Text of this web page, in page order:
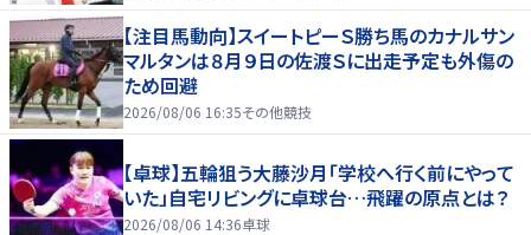
【注目馬動向】スイートピーＳ勝ち馬のカナルサン
マルタンは８月９日の佐渡Ｓに出走予定も外傷の
ため回避
2026/08/06 16:35その他競技
【卓球】五輪狙う大藤沙月「学校へ行く前にやって
いた」自宅リビングに卓球台…飛躍の原点とは？
2026/08/06 14:36卓球